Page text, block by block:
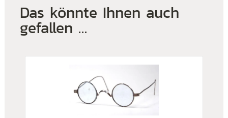
Das könnte Ihnen auch
gefallen …